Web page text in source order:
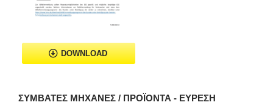
DOWNLOAD
ΣΥΜΒΑΤΈΣ ΜΗΧΑΝΈΣ / ΠΡΟΪΌΝΤΑ - ΕΎΡΕΣΗ